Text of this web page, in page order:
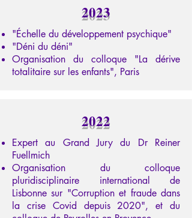
2023
"Échelle du développement psychique"
"Déni du déni"
Organisation du colloque "La dérive
totalitaire sur les enfants", Paris
2022
Expert au Grand Jury du Dr Reiner
Fuellmich
Organisation du colloque
pluridisciplinaire international de
Lisbonne sur "Corruption et fraude dans
la crise Covid depuis 2020", et du